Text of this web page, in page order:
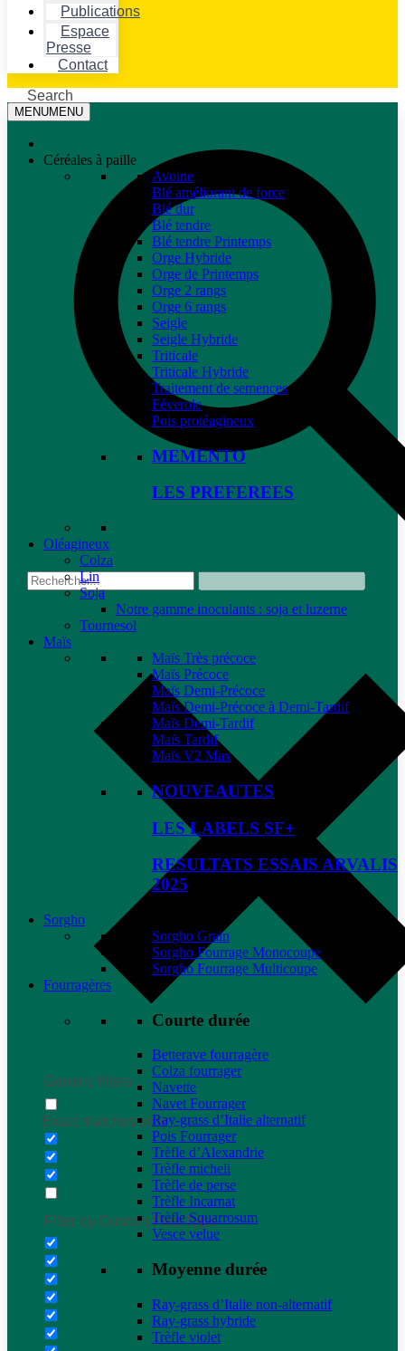
Publications
Espace
Presse
Contact
Search
Generic filters
Exact matches only
Filter by Custom Post Type
MENUMENU
Céréales à paille
Avoine
Blé améliorant de force
Blé dur
Blé tendre
Blé tendre Printemps
Orge Hybride
Orge de Printemps
Orge 2 rangs
Orge 6 rangs
Seigle
Seigle Hybride
Triticale
Triticale Hybride
Traitement de semences
Féverole
Pois protéagineux
MEMENTO
LES PREFEREES
Oléagineux
Colza
Lin
Soja
Notre gamme inoculants : soja et luzerne
Tournesol
Maïs
Maïs Très précoce
Maïs Précoce
Maïs Demi-Précoce
Maïs Demi-Précoce à Demi-Tardif
Maïs Demi-Tardif
Maïs Tardif
Maïs V2 Max
NOUVEAUTES
LES LABELS SF+
RESULTATS ESSAIS ARVALIS
2025
Sorgho
Sorgho Grain
Sorgho Fourrage Monocoupe
Sorgho Fourrage Multicoupe
Fourragères
Courte durée
Betterave fourragère
Colza fourrager
Navette
Navet Fourrager
Ray-grass d’Italie alternatif
Pois Fourrager
Trèfle d’Alexandrie
Trèfle micheli
Trèfle de perse
Trèfle Incarnat
Trèfle Squarrosum
Vesce velue
Moyenne durée
Ray-grass d’Italie non-alternatif
Ray-grass hybride
Trèfle violet